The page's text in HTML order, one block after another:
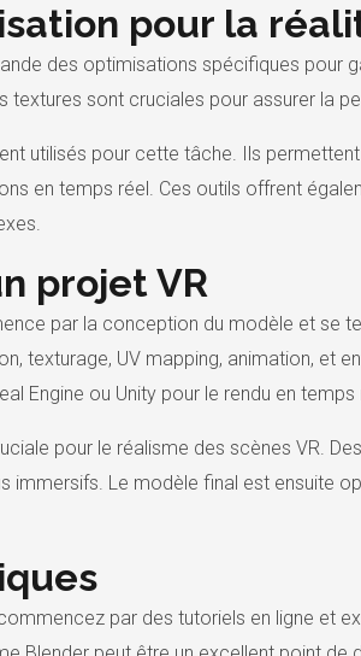
pour la
des optimisations spécifiques pour
sont cruciales pour assurer la
utilisés pour cette tâche. Ils
en temps réel. Ces outils offrent
projet VR
par la conception du modèle et se
texturage, UV mapping, animation, et
Engine ou Unity pour le rendu en temps
pour le réalisme des scènes VR.
immersifs. Le modèle final est ensuite
par des tutoriels en ligne et